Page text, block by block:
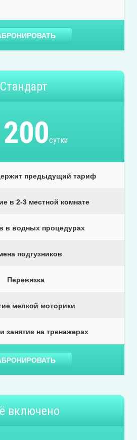
Стандарт
сутки
предыдущий тариф
в 2-3 местной комнате
в водных процедурах
подгузников
Перевязка
мелкой моторики
занятие на тренажерах
включено